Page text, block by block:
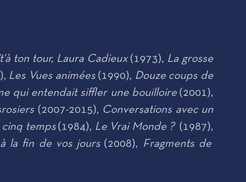
ton tour, Laura Cadieux(1973), La grosse
Les Vues animées (1990), Douze coups de
qui entendait siffler une bouilloire(2001),
(2007-2015), Conversations avec un
temps(1984), Le Vrai Monde ? (1987),
la fin de vos jours (2008),
Fragments de